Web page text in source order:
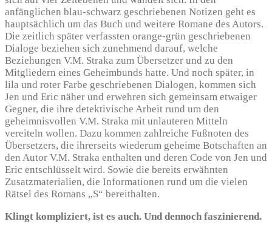
anfänglichen blau-schwarz geschriebenen Notizen geht es
hauptsächlich um das Buch und weitere Romane des Autors.
Die zeitlich später verfassten orange-grün geschriebenen
Dialoge beziehen sich zunehmend darauf, welche
Beziehungen V.M. Straka zum Übersetzer und zu den
Mitgliedern eines Geheimbunds hatte. Und noch später, in
lila und roter Farbe geschriebenen Dialogen, kommen sich
Jen und Eric näher und erwehren sich gemeinsam etwaiger
Gegner, die ihre detektivische Arbeit rund um den
geheimnisvollen V.M. Straka mit unlauteren Mitteln
vereiteln wollen. Dazu kommen zahlreiche Fußnoten des
Übersetzers, die ihrerseits wiederum geheime Botschaften an
den Autor V.M. Straka enthalten und deren Code von Jen und
Eric entschlüsselt wird. Sowie die bereits erwähnten
Zusatzmaterialien, die Informationen rund um die vielen
Rätsel des Romans „S“ bereithalten.
Klingt kompliziert, ist es auch. Und dennoch faszinierend.